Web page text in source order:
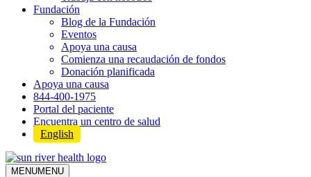
Fundación
Blog de la Fundación
Eventos
Apoya una causa
Comienza una recaudación de fondos
Donación planificada
Apoya una causa
844-400-1975
Portal del paciente
Encuentra un centro de salud
English
MENUMENU